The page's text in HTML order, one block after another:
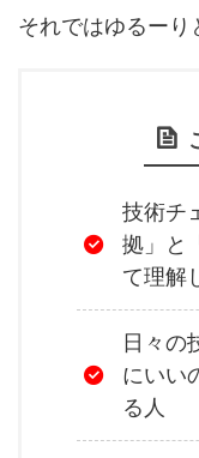
それではゆるーり
技術チ
拠」と
て理解
日々の
にいい
る人